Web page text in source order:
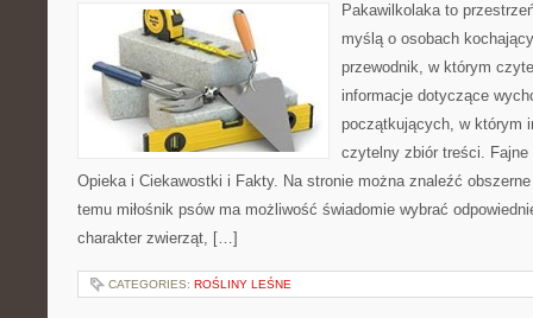
Pakawilkolaka to
myślą o osobach
przewodnik, w którym
informacje dotyczące
początkujących, w którym
czytelny zbiór treści. Fajne
Opieka i Ciekawostki i Fakty. Na stronie można znaleźć
temu miłośnik psów ma możliwość świadomie wybrać
charakter zwierząt, […]
CATEGORIES: ROŚLINY LEŚNE